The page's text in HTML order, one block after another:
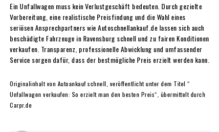
Ein Unfallwagen muss kein Verlustgeschäft bedeuten. Durch gezielte
Vorbereitung, eine realistische Preisfindung und die Wahl eines
seriösen Ansprechpartners wie Autoschnellankauf.de lassen sich auch
beschädigte Fahrzeuge in Ravensburg schnell und zu fairen Konditionen
verkaufen. Transparenz, professionelle Abwicklung und umfassender
Service sorgen dafür, dass der bestmögliche Preis erzielt werden kann.
Originalinhalt von Autoankauf schnell, veröffentlicht unter dem Titel “
Unfallwagen verkaufen: So erzielt man den besten Preis“, übermittelt durch
Carpr.de